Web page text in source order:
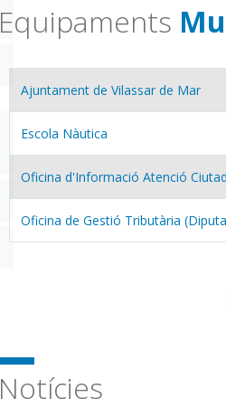
Equipaments
Ajuntament de Vilassar de Mar
Escola Nàutica
Oficina d'Informació Atenció
Oficina de Gestió Tributària
Notícies